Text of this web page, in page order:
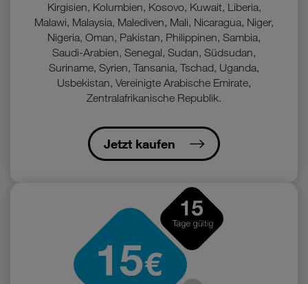
Kirgisien, Kolumbien, Kosovo, Kuwait, Liberia,
Malawi, Malaysia, Malediven, Mali, Nicaragua, Niger,
Nigeria, Oman, Pakistan, Philippinen, Sambia,
Saudi-Arabien, Senegal, Sudan, Südsudan,
Suriname, Syrien, Tansania, Tschad, Uganda,
Usbekistan, Vereinigte Arabische Emirate,
Zentralafrikanische Republik.
Jetzt kaufen